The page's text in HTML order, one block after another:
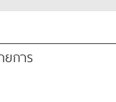
ยการ